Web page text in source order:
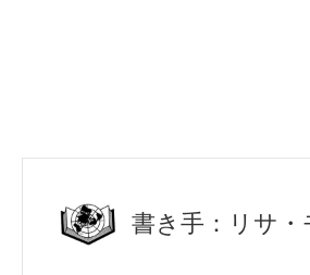
書き手：リサ・